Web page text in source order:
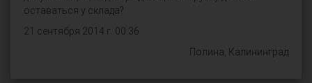
оставаться у склада?
21 сентября 2014 г. 00:36
Полина, Калининград